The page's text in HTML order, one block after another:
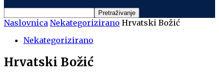
Naslovnica Nekategorizirano Hrvatski Božić
Nekategorizirano
Hrvatski Božić